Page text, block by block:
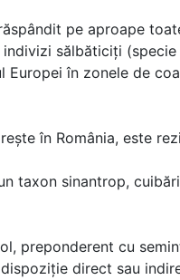
pe aproape
sălbăticiți
Europei în zonele de
în România, este
taxon sinantrop,
preponderent cu
direct sau